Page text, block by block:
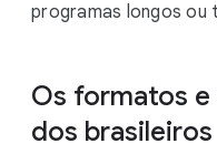
programas longos ou
Os formatos
dos brasileiros